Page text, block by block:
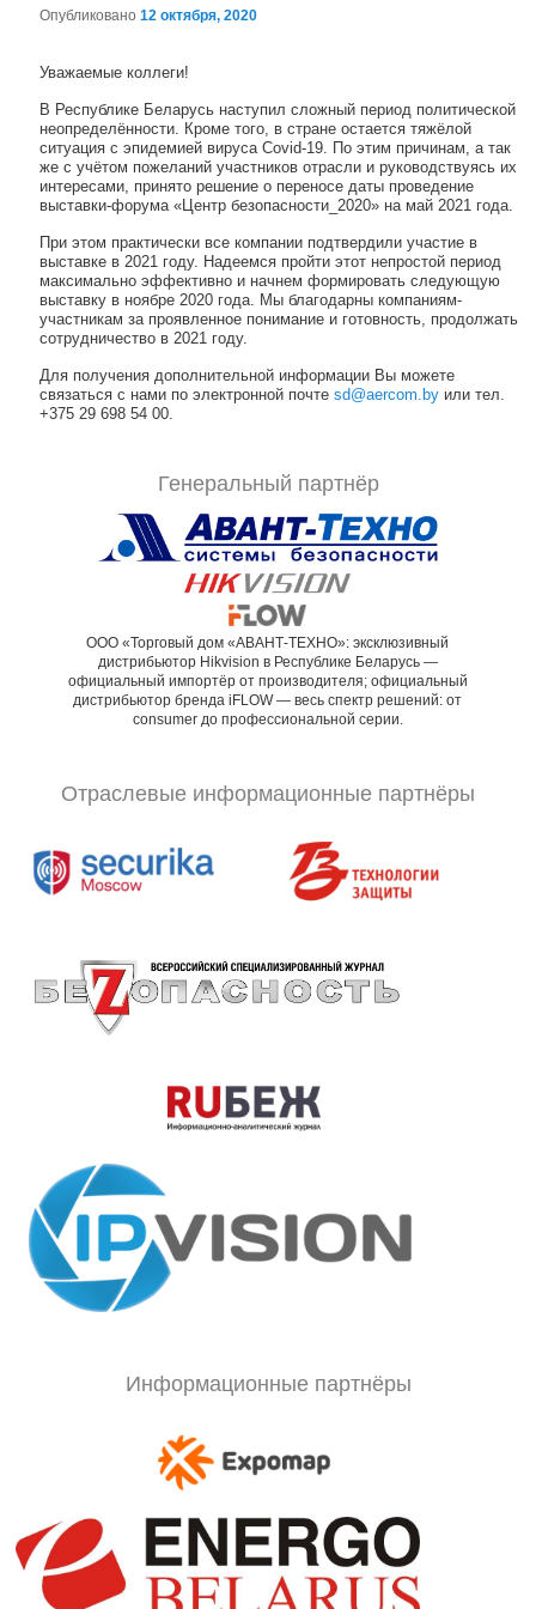
Опубликовано 12 октября, 2020
Уважаемые коллеги!
В Республике Беларусь наступил сложный период политической
неопределённости. Кроме того, в стране остается тяжёлой
ситуация с эпидемией вируса Covid-19. По этим причинам, а так
же с учётом пожеланий участников отрасли и руководствуясь их
интересами, принято решение о переносе даты проведение
выставки-форума «Центр безопасности_2020» на май 2021 года.
При этом практически все компании подтвердили участие в
выставке в 2021 году. Надеемся пройти этот непростой период
максимально эффективно и начнем формировать следующую
выставку в ноябре 2020 года. Мы благодарны компаниям-
участникам за проявленное понимание и готовность, продолжать
сотрудничество в 2021 году.
Для получения дополнительной информации Вы можете
связаться с нами по электронной почте sd@aercom.by или тел.
+375 29 698 54 00.
Генеральный партнёр
ООО «Торговый дом «АВАНТ-ТЕХНО»: эксклюзивный
дистрибьютор Hikvision в Республике Беларусь —
официальный импортёр от производителя; официальный
дистрибьютор бренда iFLOW — весь спектр решений: от
consumer до профессиональной серии.
Отраслевые информационные партнёры
Информационные партнёры